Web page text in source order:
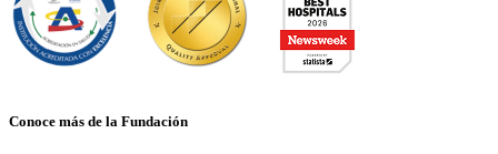
Conoce más de la Fundación